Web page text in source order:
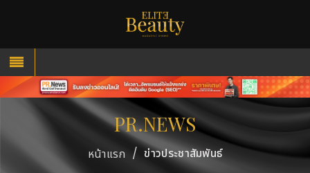
PR.NEWS
หน้าแรก / ข่าวประชาสัมพันธ์